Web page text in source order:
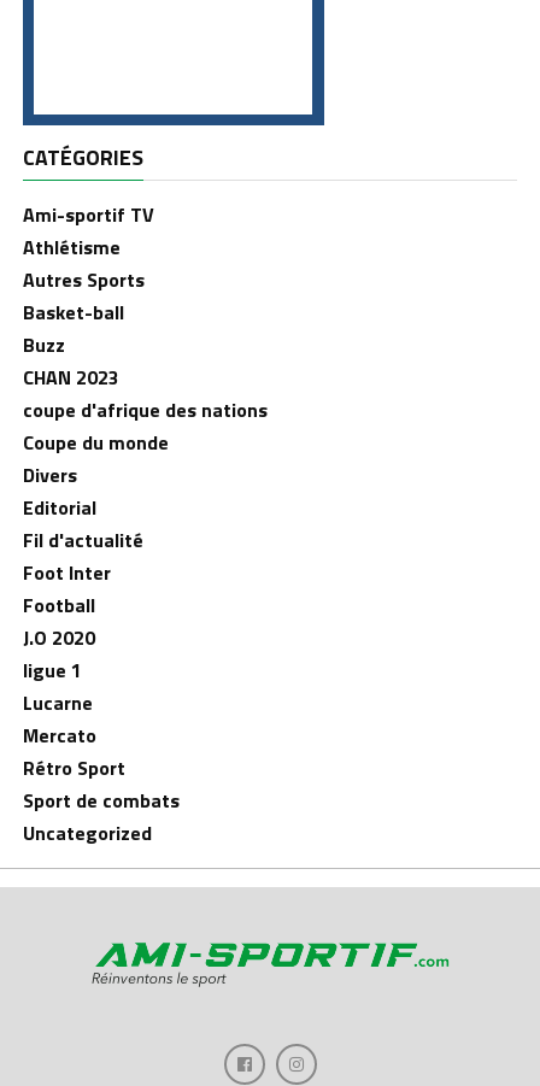
CATÉGORIES
Ami-sportif TV
Athlétisme
Autres Sports
Basket-ball
Buzz
CHAN 2023
coupe d'afrique des nations
Coupe du monde
Divers
Editorial
Fil d'actualité
Foot Inter
Football
J.O 2020
ligue 1
Lucarne
Mercato
Rétro Sport
Sport de combats
Uncategorized